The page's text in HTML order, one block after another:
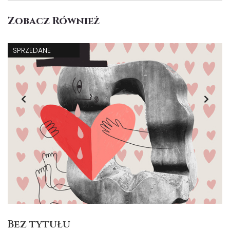
Zobacz Również
SPRZEDANE
Bez tytułu